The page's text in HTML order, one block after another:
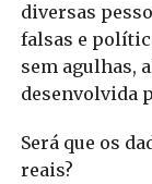
diversas
falsas e
sem agulhas,
desenvolvida
Será que os
reais?